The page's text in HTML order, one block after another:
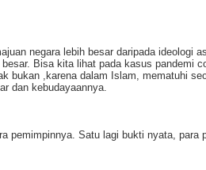
negara lebih besar daripada ideologi
Bisa kita lihat pada kasus pandemi
bukan ,karena dalam Islam, mematuhi
dan kebudayaannya.
pemimpinnya. Satu lagi bukti nyata, para